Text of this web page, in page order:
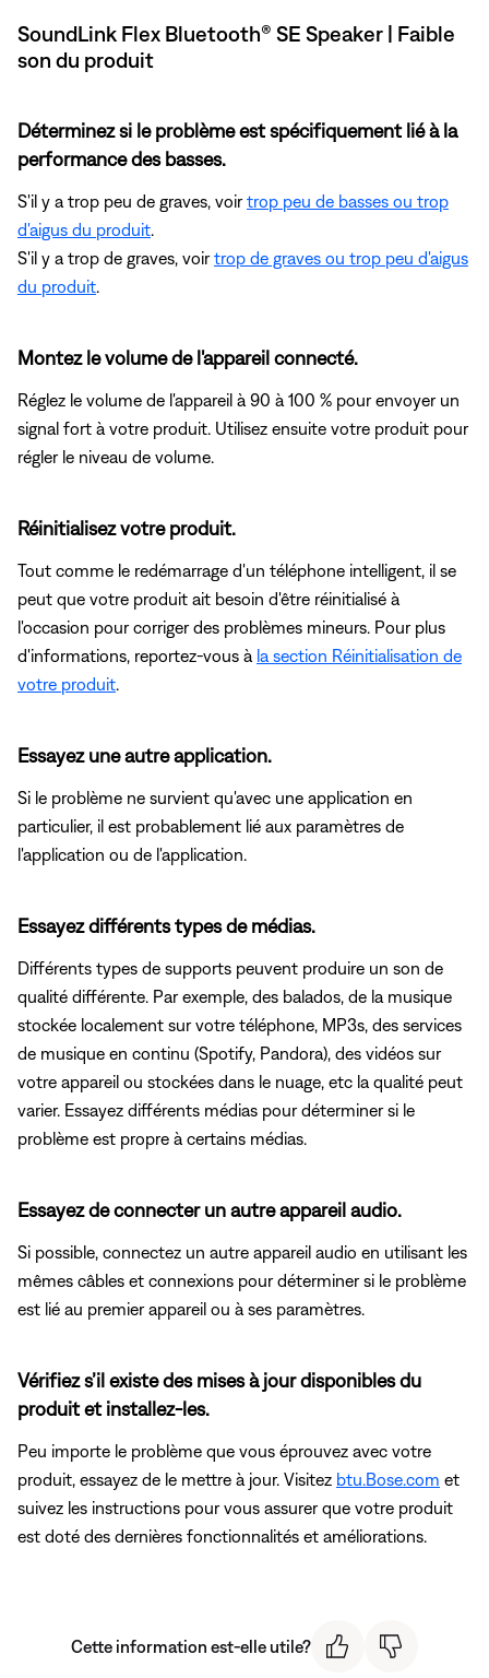
SoundLink Flex Bluetooth® SE Speaker | Faible
son du produit
Déterminez si le problème est spécifiquement lié à la
performance des basses.
S'il y a trop peu de graves, voirtrop peu de basses ou trop
d'aigus du produit
S'il y a trop de graves, voirtrop de graves ou trop peu d'aigus
du produit
Montez le volume de l'appareil connecté.
Réglez le volume de l'appareil à 90 à 100 % pour envoyer un
signal fort à votre produit. Utilisez ensuite votre produit pour
régler le niveau de volume.
Réinitialisez votre produit.
Tout comme le redémarrage d'un téléphone intelligent, il se
peut que votre produit ait besoin d'être réinitialisé à
l'occasion pour corriger des problèmes mineurs. Pour plus
d'informations, reportez-vous à la section Réinitialisation de
votre produit
Essayez une autre application.
Si le problème ne survient qu'avec une application en
particulier, il est probablement lié aux paramètres de
l'application ou de l'application.
Essayez différents types de médias.
Différents types de supports peuvent produire un son de
qualité différente. Par exemple, des balados, de la musique
stockée localement sur votre téléphone, MP3s, des services
de musique en continu (Spotify, Pandora), des vidéos sur
votre appareil ou stockées dans le nuage, etc la qualité peut
varier. Essayez différents médias pour déterminer si le
problème est propre à certains médias.
Essayez de connecter un autre appareil audio.
Si possible, connectez un autre appareil audio en utilisant les
mêmes câbles et connexions pour déterminer si le problème
est lié au premier appareil ou à ses paramètres.
Vérifiez s’il existe des mises à jour disponibles du
produit et installez-les.
Peu importe le problème que vous éprouvez avec votre
produit, essayez de le mettre à jour. Visitez btu.Bose.com et
suivez les instructions pour vous assurer que votre produit
est doté des dernières fonctionnalités et améliorations.
Cette information est-elle utile?